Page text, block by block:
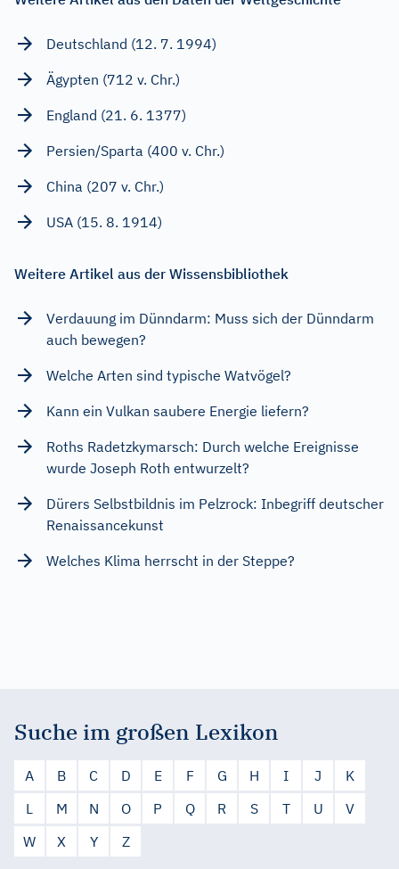
Deutschland (12. 7. 1994)
Ägypten (712 v. Chr.)
England (21. 6. 1377)
Persien/Sparta (400 v. Chr.)
China (207 v. Chr.)
USA (15. 8. 1914)
Weitere Artikel aus der Wissensbibliothek
Verdauung im Dünndarm: Muss sich der Dünndarm
auch bewegen?
Welche Arten sind typische Watvögel?
Kann ein Vulkan saubere Energie liefern?
Roths Radetzkymarsch: Durch welche Ereignisse
wurde Joseph Roth entwurzelt?
Dürers Selbstbildnis im Pelzrock: Inbegriff deutscher
Renaissancekunst
Welches Klima herrscht in der Steppe?
Suche im großen Lexikon
A B C D E F G H I J
K
L
M N O P Q R S T U
V
W
X Y Z